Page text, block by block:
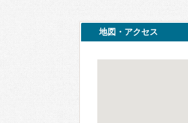
地図・アクセス